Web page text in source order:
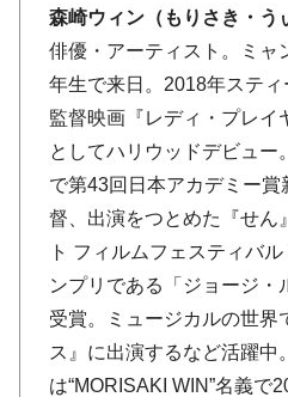
森崎ウィン（もりさき・う
俳優・アーティスト。ミャ
年生で来日。2018年ステ
監督映画『レディ・プレイ
としてハリウッドデビュー
で第43回日本アカデミー賞
督、出演をつとめた『せん
ト フィルムフェスティバ
ンプリである「ジョージ・
受賞。ミュージカルの世界
ス』に出演するなど活躍中
は“MORISAKI WIN”名義で